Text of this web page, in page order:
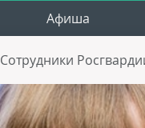
Афиша
Сотрудники